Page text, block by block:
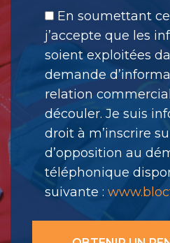
En soumettant
j’accepte que les
soient exploitées
demande
relation
découler. Je suis
droit à m’inscrire
d’opposition au
téléphonique
suivante :